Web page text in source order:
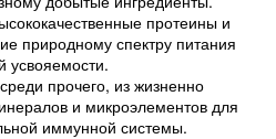
протеины и
природному спектру питания
усвояемости.
прочего, из жизненно
и микроэлементов для
иммунной системы.